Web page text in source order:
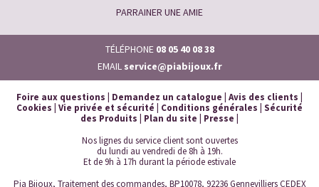
PARRAINER UNE AMIE
TÉLÉPHONE 08 05 40 08 38
EMAIL service@piabijoux.fr
Foire aux questions Demandez un catalogue Avis des clients
Cookies Vie privée et sécurité Conditions générales Sécurité
des Produits
Plan du site Presse
Nos lignes du service client sont ouvertes
du lundi au vendredi de 8h à 19h.
Et de 9h à 17h durant la période estivale
Pia Bijoux, Traitement des commandes, BP10078, 92236 Gennevilliers CEDEX